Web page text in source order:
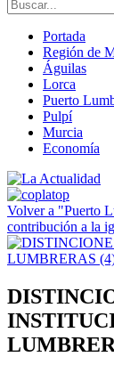
Portada
Región de
Águilas
Lorca
Puerto
Pulpí
Murcia
Economía
Volver a "Puerto
contribución a la